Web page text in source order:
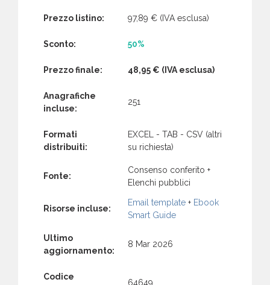
Prezzo listino: 97,89 € (IVA esclusa)
Sconto: 50%
Prezzo finale: 48,95 € (IVA esclusa)
Anagrafiche
incluse:
251
Formati
distribuiti:
EXCEL - TAB - CSV (altri
su richiesta)
Fonte:
Consenso conferito +
Elenchi pubblici
Risorse incluse:
Email template + Ebook
Smart Guide
Ultimo
aggiornamento:
8 Mar 2026
Codice
64649